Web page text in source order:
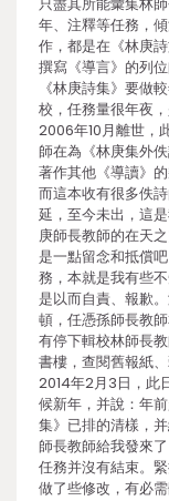
年、注釋等任務，
作，都是在《林庚
撰寫《導言》的列
《林庚詩集》要做
校，任務量很年夜
2006年10月離世，
師在為《林庚集外
著作其他《導讀》
而這本收有很多佚
延，至今未出，這
庚師長教師的在天
是一點留念和抵償
務，本就是我有些
是以而自責、報歉
頓，任憑孫師長教
有停下輯校林師長
書樓，查閱舊報紙
2014年2月3日，此
候新年，并說：年
集》已排的清樣，
師長教師給我發來
任務并沒有結束。
做了些修改，有必